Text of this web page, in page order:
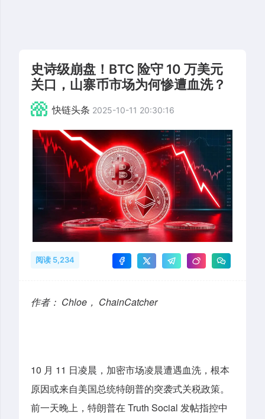
史诗级崩盘！BTC 险守 10 万美元
关口，山寨币市场为何惨遭血洗？
快链头条 2025-10-11 20:30:16
阅读 5,234
作者： Chloe， ChainCatcher
10 月 11 日凌晨，加密市场凌晨遭遇血洗，根本
原因或来自美国总统特朗普的突袭式关税政策。
前一天晚上， 特朗普在 Truth Social 发帖指控中